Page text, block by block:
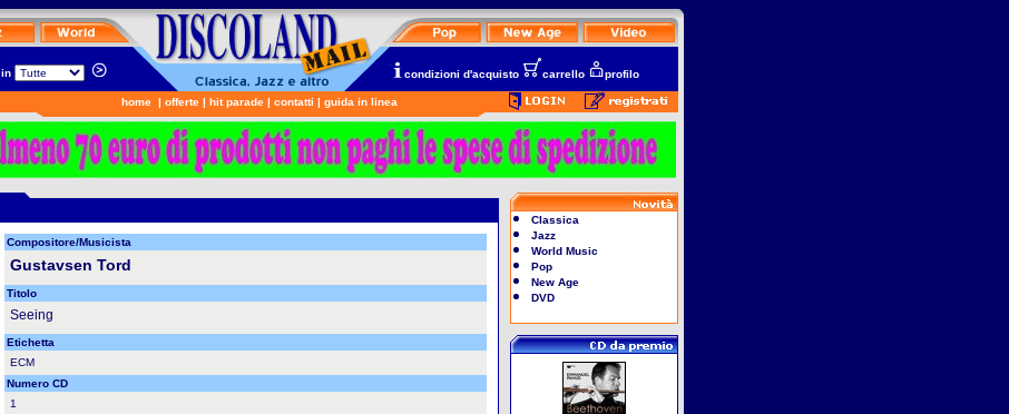
in condizioni d'acquisto carrello profilo
home | offerte | hit parade | contatti | guida in linea
Compositore/Musicista
Gustavsen Tord
Titolo
Seeing
Etichetta
ECM
Numero CD
1
Classica
Jazz
World Music
Pop
New Age
DVD